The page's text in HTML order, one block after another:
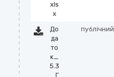
xls
x
До
да
то
к_
5.3
_Г
публічний